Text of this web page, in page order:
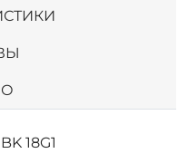
18G1